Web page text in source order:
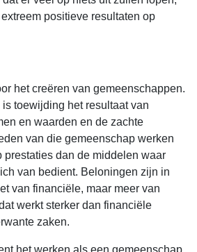
positieve resultaten op
het creëren van gemeenschappen.
is toewijding het resultaat van
en waarden en de zachte
van die gemeenschap werken
prestaties dan de middelen waar
van bedient. Beloningen zijn in
van financiële, maar meer van
werkt sterker dan financiële
zaken.
het werken als een gemeenschap